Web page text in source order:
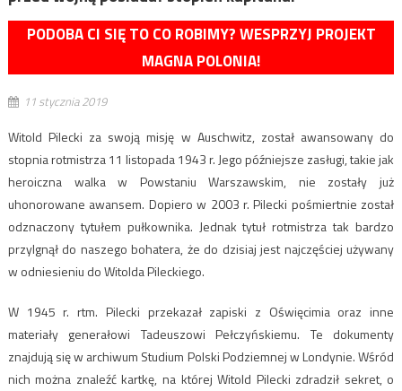
PODOBA CI SIĘ TO CO ROBIMY? WESPRZYJ PROJEKT
MAGNA POLONIA!
11 stycznia 2019
Witold Pilecki za swoją misję w Auschwitz, został awansowany do
stopnia rotmistrza 11 listopada 1943 r. Jego późniejsze zasługi, takie jak
heroiczna walka w Powstaniu Warszawskim, nie zostały już
uhonorowane awansem. Dopiero w 2003 r. Pilecki pośmiertnie został
odznaczony tytułem pułkownika. Jednak tytuł rotmistrza tak bardzo
przylgnął do naszego bohatera, że do dzisiaj jest najczęściej używany
w odniesieniu do Witolda Pileckiego.
W 1945 r. rtm. Pilecki przekazał zapiski z Oświęcimia oraz inne
materiały generałowi Tadeuszowi Pełczyńskiemu. Te dokumenty
znajdują się w archiwum Studium Polski Podziemnej w Londynie. Wśród
nich można znaleźć kartkę, na której Witold Pilecki zdradził sekret, o